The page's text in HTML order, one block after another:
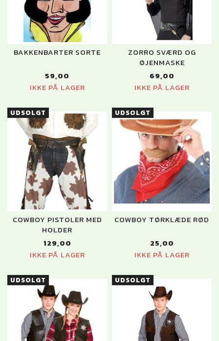
BAKKENBARTER SORTE
59,00
IKKE PÅ LAGER
ZORRO SVÆRD OG
ØJENMASKE
69,00
IKKE PÅ LAGER
UDSOLGT
COWBOY PISTOLER MED
HOLDER
129,00
IKKE PÅ LAGER
UDSOLGT
COWBOY TØRKLÆDE RØD
25,00
IKKE PÅ LAGER
UDSOLGT UDSOLGT